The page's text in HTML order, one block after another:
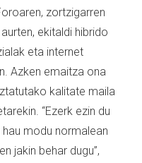
zortzigarren
ekitaldi hibrido
eta internet
Azken emaitza ona
kalitate maila
“Ezerk ezin du
modu normalean
jakin behar dugu”,